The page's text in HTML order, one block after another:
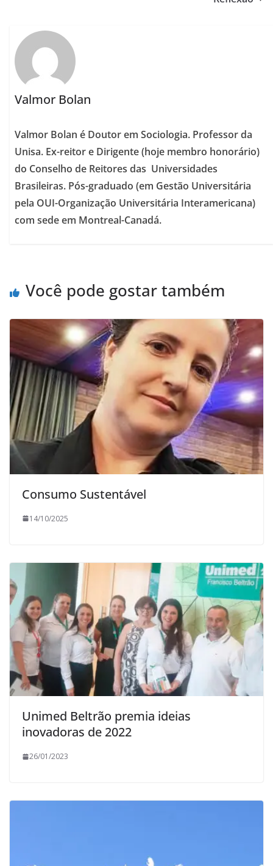
Valmor Bolan
Valmor Bolan é Doutor em Sociologia. Professor da
Unisa. Ex-reitor e Dirigente (hoje membro honorário)
do Conselho de Reitores das Universidades
Brasileiras. Pós-graduado (em Gestão Universitária
pela OUI-Organização Universitária Interamericana)
com sede em Montreal-Canadá.
Você pode gostar também
Consumo Sustentável
14/10/2025
Unimed Beltrão premia ideias
inovadoras de 2022
26/01/2023